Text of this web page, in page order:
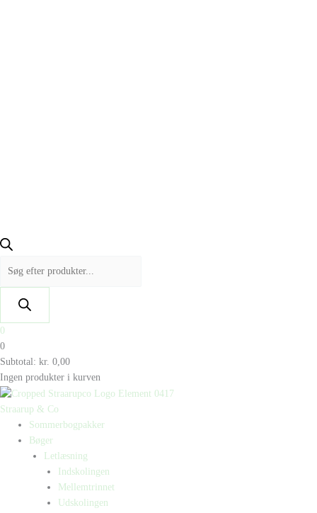
0
0
Subtotal: kr. 0,00
Ingen produkter i kurven
Straarup & Co
Sommerbogpakker
Bøger
Letlæsning
Indskolingen
Mellemtrinnet
Udskolingen